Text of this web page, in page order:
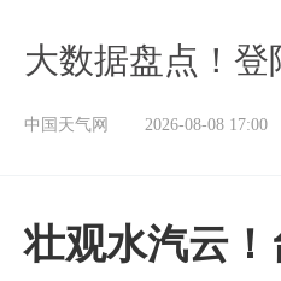
大数据盘点！
中国天气网 2026-08-08 17:00
壮观水汽云